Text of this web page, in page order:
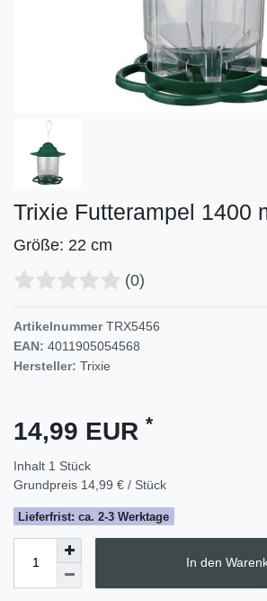
Trixie Futterampel 1400
Größe: 22 cm
(0)
ArtikelnummerTRX5456
EAN: 4011905054568
Hersteller: Trixie
14,99 EUR *
Inhalt 1 Stück
Grundpreis 14,99 € / Stück
Lieferfrist: ca. 2-3 Werktage
In den